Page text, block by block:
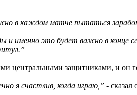
в каждом матче пытаться
и именно это будет важно в
центральными защитниками, и он
я счастлив, когда играю,” - сказал